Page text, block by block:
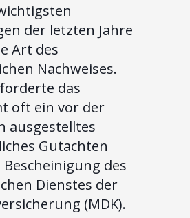
der letzten Jahre
Art des
Nachweises.
das
oft ein vor der
ausgestelltes
Gutachten
des
Dienstes der
(MDK).